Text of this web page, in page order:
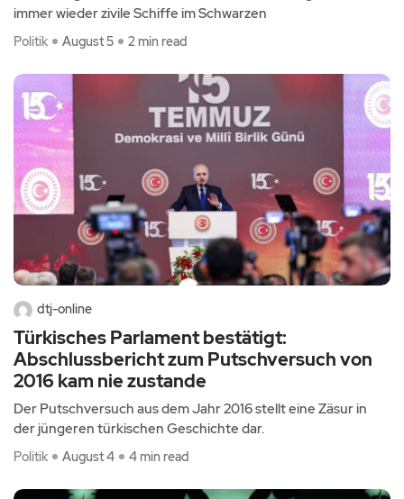
immer wieder zivile Schiffe im Schwarzen
Politik August 5 2 min read
dtj-online
Türkisches Parlament bestätigt:
Abschlussbericht zum Putschversuch von
2016 kam nie zustande
Der Putschversuch aus dem Jahr 2016 stellt eine Zäsur in
der jüngeren türkischen Geschichte dar.
Politik August 4 4 min read